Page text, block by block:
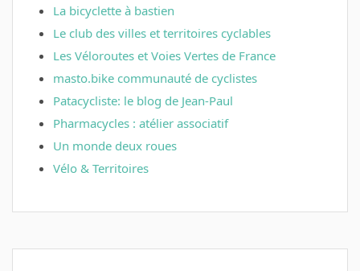
La bicyclette à bastien
Le club des villes et territoires cyclables
Les Véloroutes et Voies Vertes de France
masto.bike communauté de cyclistes
Patacycliste: le blog de Jean-Paul
Pharmacycles : atélier associatif
Un monde deux roues
Vélo & Territoires